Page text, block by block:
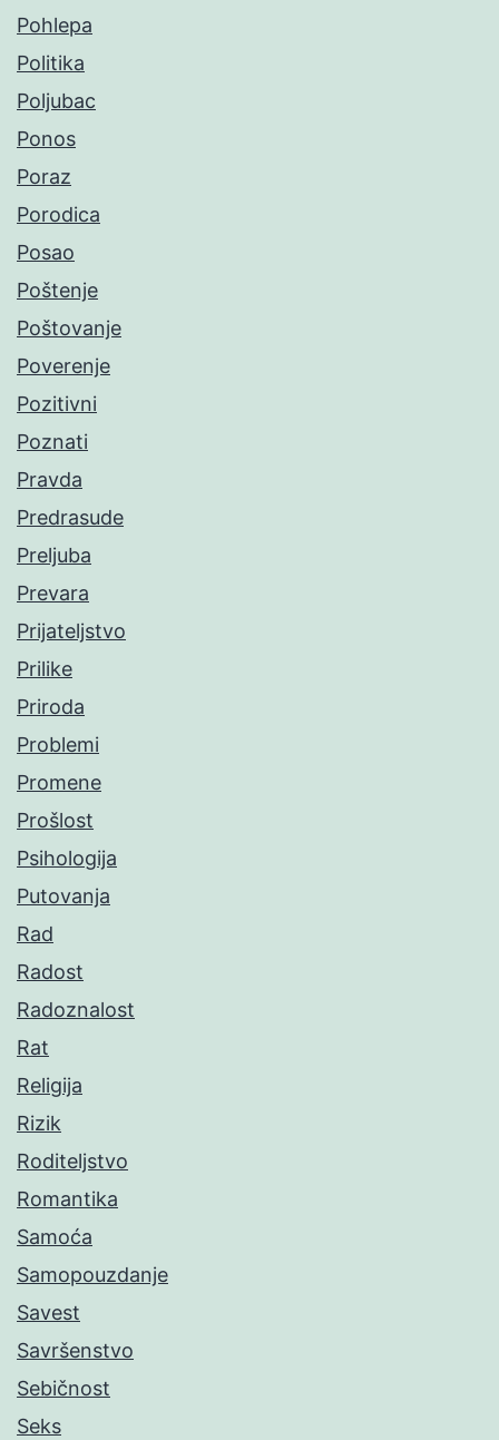
Pohlepa
Politika
Poljubac
Ponos
Poraz
Porodica
Posao
Poštenje
Poštovanje
Poverenje
Pozitivni
Poznati
Pravda
Predrasude
Preljuba
Prevara
Prijateljstvo
Prilike
Priroda
Problemi
Promene
Prošlost
Psihologija
Putovanja
Rad
Radost
Radoznalost
Rat
Religija
Rizik
Roditeljstvo
Romantika
Samoća
Samopouzdanje
Savest
Savršenstvo
Sebičnost
Seks